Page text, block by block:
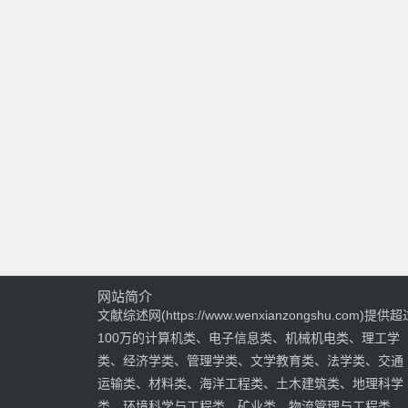
网站简介
文献综述网(https://www.wenxianzongshu.com)提供超
100万的计算机类、电子信息类、机械机电类、理工学
类、经济学类、管理学类、文学教育类、法学类、交通
运输类、材料类、海洋工程类、土木建筑类、地理科学